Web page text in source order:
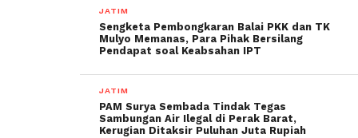
JATIM
Sengketa Pembongkaran Balai PKK dan TK
Mulyo Memanas, Para Pihak Bersilang
Pendapat soal Keabsahan IPT
JATIM
PAM Surya Sembada Tindak Tegas
Sambungan Air Ilegal di Perak Barat,
Kerugian Ditaksir Puluhan Juta Rupiah